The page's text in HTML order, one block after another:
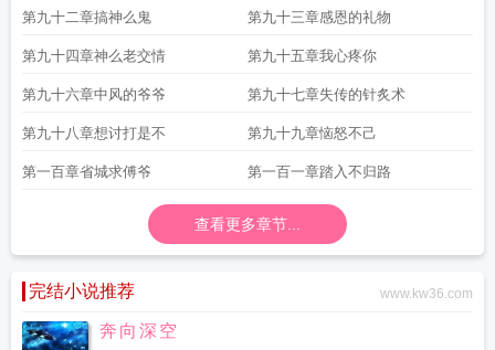
第九十二章搞神么鬼 第九十三章感恩的礼物
第九十四章神么老交情 第九十五章我心疼你
第九十六章中风的爷爷 第九十七章失传的针炙术
第九十八章想讨打是不 第九十九章恼怒不己
第一百章省城求傅爷 第一百一章踏入不归路
查看更多章节...
完结小说推荐 www.kw36.com
奔向深空